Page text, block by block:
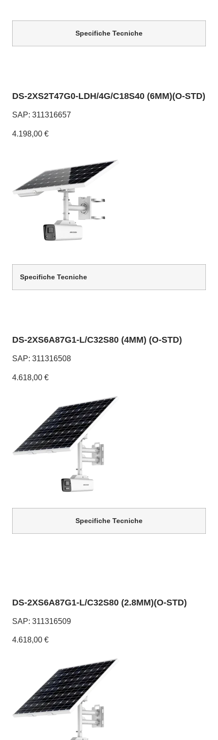
Specifiche Tecniche
DS-2XS2T47G0-LDH/4G/C18S40 (6MM)(O-STD)
SAP: 311316657
4.198,00 €
Specifiche Tecniche
DS-2XS6A87G1-L/C32S80 (4MM) (O-STD)
SAP: 311316508
4.618,00 €
Specifiche Tecniche
DS-2XS6A87G1-L/C32S80 (2.8MM)(O-STD)
SAP: 311316509
4.618,00 €